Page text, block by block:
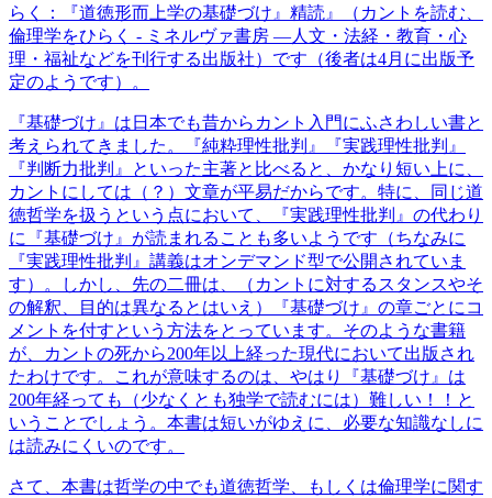
らく：『道徳形而上学の基礎づけ』精読』（カントを読む、
倫理学をひらく - ミネルヴァ書房 ―人文・法経・教育・心
理・福祉などを刊行する出版社）です（後者は4月に出版予
定のようです）。
『基礎づけ』は日本でも昔からカント入門にふさわしい書と
考えられてきました。『純粋理性批判』『実践理性批判』
『判断力批判』といった主著と比べると、かなり短い上に、
カントにしては（？）文章が平易だからです。特に、同じ道
徳哲学を扱うという点において、『実践理性批判』の代わり
に『基礎づけ』が読まれることも多いようです（ちなみに
『実践理性批判』講義はオンデマンド型で公開されていま
す）。しかし、先の二冊は、（カントに対するスタンスやそ
の解釈、目的は異なるとはいえ）『基礎づけ』の章ごとにコ
メントを付すという方法をとっています。そのような書籍
が、カントの死から200年以上経った現代において出版され
たわけです。これが意味するのは、やはり『基礎づけ』は
200年経っても（少なくとも独学で読むには）難しい！！と
いうことでしょう。本書は短いがゆえに、必要な知識なしに
は読みにくいのです。
さて、本書は哲学の中でも道徳哲学、もしくは倫理学に関す